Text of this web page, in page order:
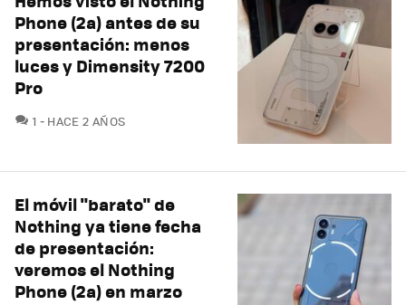
Phone (2a) antes de su
presentación: menos
luces y Dimensity 7200
Pro
1 COMENTARIOS
HACE 2 AÑOS
El móvil "barato" de
Nothing ya tiene fecha
de presentación:
veremos el Nothing
Phone (2a) en marzo